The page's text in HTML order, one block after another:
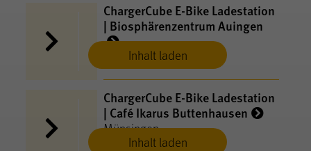
Inhalt laden
ChargerCube E-​Bike Ladestation
| Biosphärenzentrum Auingen
Münsingen
Inhalt laden
ChargerCube E-​Bike Ladestation
| Café Ikarus Buttenhausen
Münsingen